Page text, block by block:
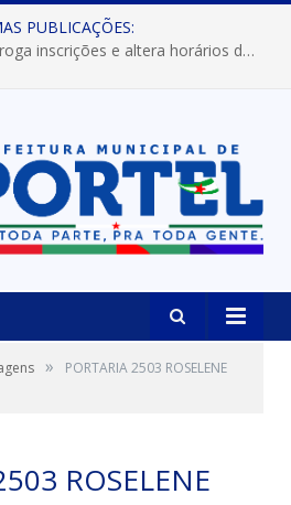
PUBLICAÇÕES:
Prefeitura de Portel prorroga inscrições e altera horários dos concursos “Musa” e “Miss Mix Verão 2026”
»
PORTARIA 2503 ROSELENE
ROSELENE